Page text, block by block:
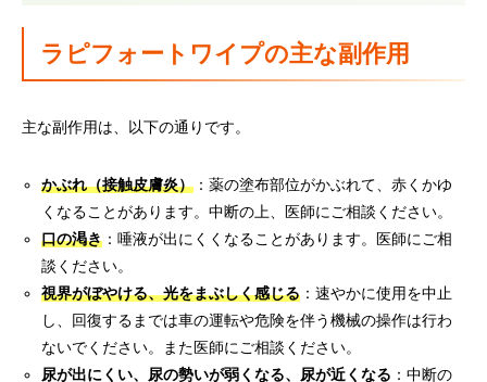
ラピフォートワイプの主な副作用
主な副作用は、以下の通りです。
かぶれ（接触皮膚炎） ：薬の塗布部位がかぶれて、赤くかゆ
くなることがあります。中断の上、医師にご相談ください。
口の渇き ：唾液が出にくくなることがあります。医師にご相
談ください。
視界がぼやける、光をまぶしく感じる ：速やかに使用を中止
し、回復するまでは車の運転や危険を伴う機械の操作は行わ
ないでください。また医師にご相談ください。
尿が出にくい、尿の勢いが弱くなる、尿が近くなる ：中断の